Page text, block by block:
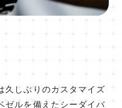
久しぶりのカスタマイズ
ゼルを備えたシーダイバ